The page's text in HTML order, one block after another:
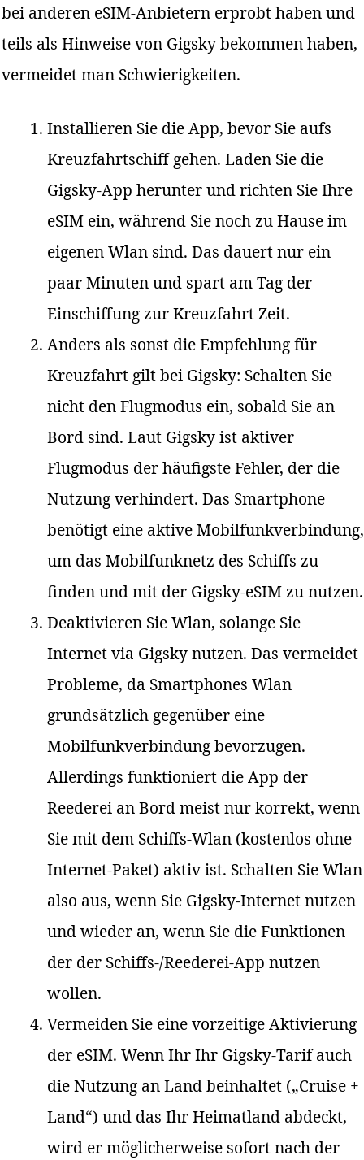
bei anderen eSIM-Anbietern erprobt haben und
teils als Hinweise von Gigsky bekommen haben,
vermeidet man Schwierigkeiten.
Installieren Sie die App, bevor Sie aufs
Kreuzfahrtschiff gehen. Laden Sie die
Gigsky-App herunter und richten Sie Ihre
eSIM ein, während Sie noch zu Hause im
eigenen Wlan sind. Das dauert nur ein
paar Minuten und spart am Tag der
Einschiffung zur Kreuzfahrt Zeit.
Anders als sonst die Empfehlung für
Kreuzfahrt gilt bei Gigsky: Schalten Sie
nicht den Flugmodus ein, sobald Sie an
Bord sind. Laut Gigsky ist aktiver
Flugmodus der häufigste Fehler, der die
Nutzung verhindert. Das Smartphone
benötigt eine aktive Mobilfunkverbindung,
um das Mobilfunknetz des Schiffs zu
finden und mit der Gigsky-eSIM zu nutzen.
Deaktivieren Sie Wlan, solange Sie
Internet via Gigsky nutzen. Das vermeidet
Probleme, da Smartphones Wlan
grundsätzlich gegenüber eine
Mobilfunkverbindung bevorzugen.
Allerdings funktioniert die App der
Reederei an Bord meist nur korrekt, wenn
Sie mit dem Schiffs-Wlan (kostenlos ohne
Internet-Paket) aktiv ist. Schalten Sie Wlan
also aus, wenn Sie Gigsky-Internet nutzen
und wieder an, wenn Sie die Funktionen
der der Schiffs-/Reederei-App nutzen
wollen.
Vermeiden Sie eine vorzeitige Aktivierung
der eSIM. Wenn Ihr Ihr Gigsky-Tarif auch
die Nutzung an Land beinhaltet („Cruise +
Land“) und das Ihr Heimatland abdeckt,
wird er möglicherweise sofort nach der